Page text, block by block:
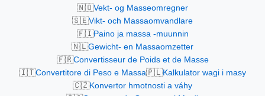
🇳🇴Vekt- og Masseomregner
🇸🇪Vikt- och Massaomvandlare
🇫🇮Paino ja massa -muunnin
🇳🇱Gewicht- en Massaomzetter
🇫🇷Convertisseur de Poids et de Masse
🇮🇹Convertitore di Peso e Massa🇵🇱Kalkulator wagi i masy
🇨🇿Konvertor hmotnosti a váhy